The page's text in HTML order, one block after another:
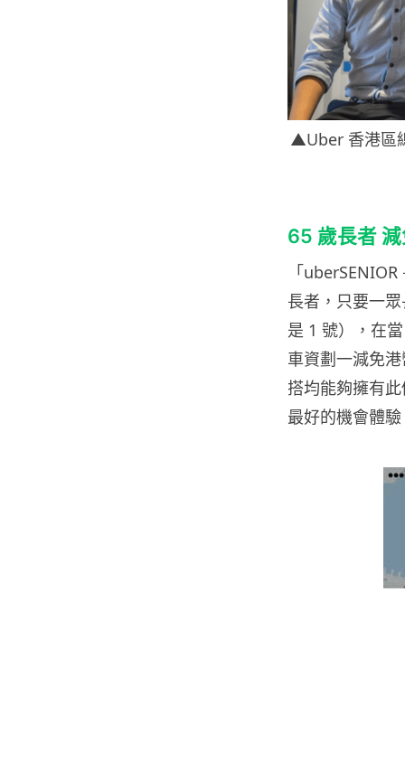
▲Uber 香港區
65 歲長者
「uberSENIOR
長者，只要一
是 1 號），在
車資劃一減免
搭均能夠擁有
最好的機會體驗